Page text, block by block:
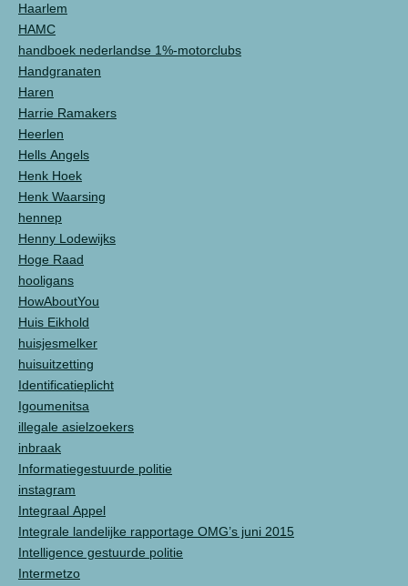
Haarlem
HAMC
handboek nederlandse 1%-motorclubs
Handgranaten
Haren
Harrie Ramakers
Heerlen
Hells Angels
Henk Hoek
Henk Waarsing
hennep
Henny Lodewijks
Hoge Raad
hooligans
HowAboutYou
Huis Eikhold
huisjesmelker
huisuitzetting
Identificatieplicht
Igoumenitsa
illegale asielzoekers
inbraak
Informatiegestuurde politie
instagram
Integraal Appel
Integrale landelijke rapportage OMG’s juni 2015
Intelligence gestuurde politie
Intermetzo